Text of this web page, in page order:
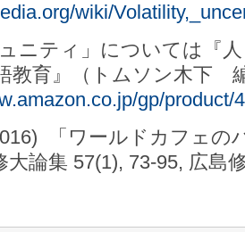
wiki/
ニティ」については『
教育』（トムソン木下
gp/product/
「ワールドカフェの
論集 57(1), 73-95, 広島